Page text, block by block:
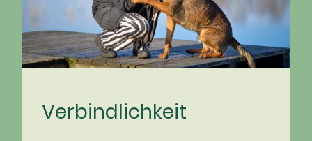
Verbindlichkeit